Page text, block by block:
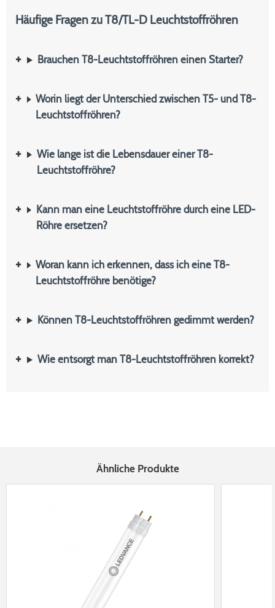
Häufige Fragen zu T8/TL-D Leuchtstoffröhren
Brauchen T8-Leuchtstoffröhren einen Starter?
Worin liegt der Unterschied zwischen T5- und T8-
Leuchtstoffröhren?
Wie lange ist die Lebensdauer einer T8-
Leuchtstoffröhre?
Kann man eine Leuchtstoffröhre durch eine LED-
Röhre ersetzen?
Woran kann ich erkennen, dass ich eine T8-
Leuchtstoffröhre benötige?
Können T8-Leuchtstoffröhren gedimmt werden?
Wie entsorgt man T8-Leuchtstoffröhren korrekt?
Ähnliche Produkte